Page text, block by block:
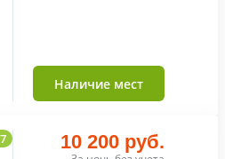
Наличие мест
10 200 руб.